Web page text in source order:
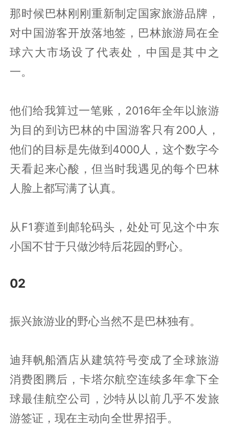
那时候巴林刚刚重新制定国家旅游品牌，
对中国游客开放落地签，巴林旅游局在全
球六大市场设了代表处，中国是其中之
一。
他们给我算过一笔账，2016年全年以旅游
为目的到访巴林的中国游客只有200人，
他们的目标是先做到4000人，这个数字今
天看起来心酸，但当时我遇见的每个巴林
人脸上都写满了认真。
从F1赛道到邮轮码头，处处可见这个中东
小国不甘于只做沙特后花园的野心。
02
振兴旅游业的野心当然不是巴林独有。
迪拜帆船酒店从建筑符号变成了全球旅游
消费图腾后，卡塔尔航空连续多年拿下全
球最佳航空公司，沙特从以前几乎不发旅
游签证，现在主动向全世界招手。